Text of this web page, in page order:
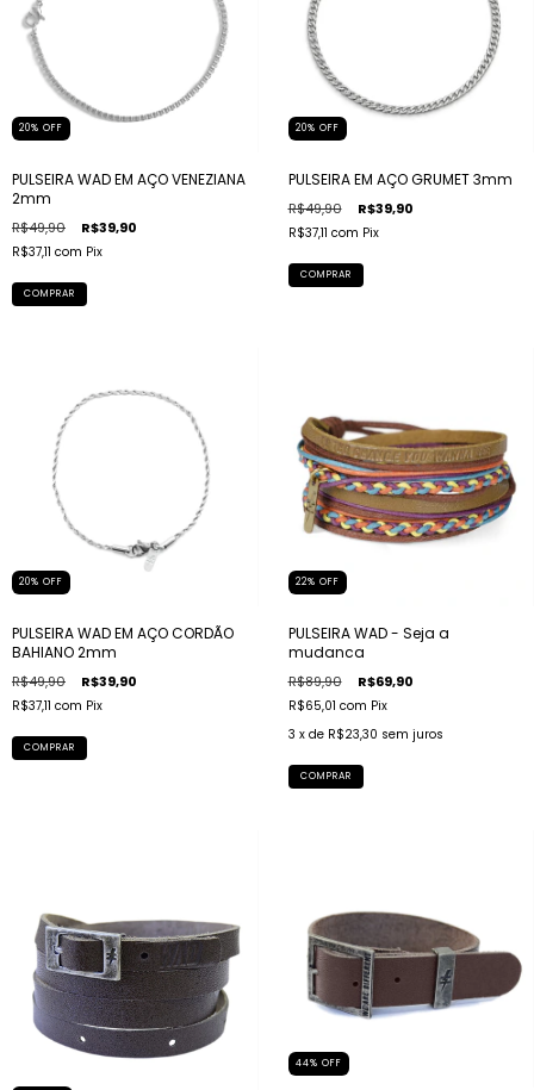
20% OFF
PULSEIRA WAD EM AÇO VENEZIANA
2mm
R$49,90 R$39,90
R$37,11 com Pix
COMPRAR
20% OFF
PULSEIRA EM AÇO GRUMET 3mm
R$49,90 R$39,90
R$37,11 com Pix
COMPRAR
20% OFF
PULSEIRA WAD EM AÇO CORDÃO
BAHIANO 2mm
R$49,90 R$39,90
R$37,11 com Pix
COMPRAR
22% OFF
PULSEIRA WAD - Seja a
mudanca
R$89,90 R$69,90
R$65,01 com Pix
3 x de R$23,30 sem juros
COMPRAR
44% OFF